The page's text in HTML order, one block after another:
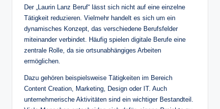
Der „Laurin Lanz Beruf“ lässt sich nicht auf eine einzelne
Tätigkeit reduzieren. Vielmehr handelt es sich um ein
dynamisches Konzept, das verschiedene Berufsfelder
miteinander verbindet. Häufig spielen digitale Berufe eine
zentrale Rolle, da sie ortsunabhängiges Arbeiten
ermöglichen.
Dazu gehören beispielsweise Tätigkeiten im Bereich
Content Creation, Marketing, Design oder IT. Auch
unternehmerische Aktivitäten sind ein wichtiger Bestandteil.